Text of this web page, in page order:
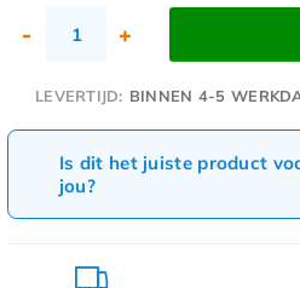
- +
LEVERTIJD: BINNEN 4-5
Is dit het juiste product
jou?